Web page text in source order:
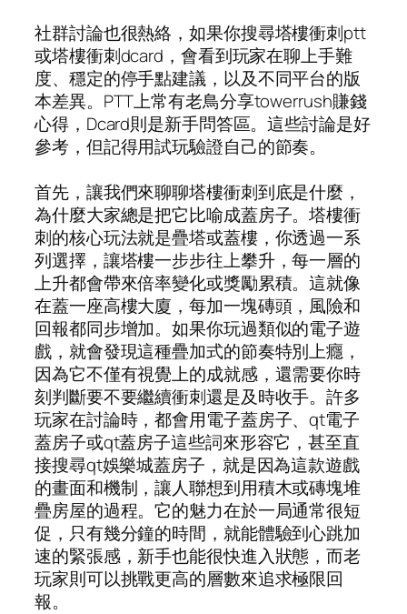
社群討論也很熱絡，如果你搜尋塔樓衝刺ptt
或塔樓衝刺dcard，會看到玩家在聊上手難
度、穩定的停手點建議，以及不同平台的版
本差異。PTT上常有老鳥分享towerrush賺錢
心得，Dcard則是新手問答區。這些討論是好
參考，但記得用試玩驗證自己的節奏。
首先，讓我們來聊聊塔樓衝刺到底是什麼，
為什麼大家總是把它比喻成蓋房子。塔樓衝
刺的核心玩法就是疊塔或蓋樓，你透過一系
列選擇，讓塔樓一步步往上攀升，每一層的
上升都會帶來倍率變化或獎勵累積。這就像
在蓋一座高樓大廈，每加一塊磚頭，風險和
回報都同步增加。如果你玩過類似的電子遊
戲，就會發現這種疊加式的節奏特別上癮，
因為它不僅有視覺上的成就感，還需要你時
刻判斷要不要繼續衝刺還是及時收手。許多
玩家在討論時，都會用電子蓋房子、qt電子
蓋房子或qt蓋房子這些詞來形容它，甚至直
接搜尋qt娛樂城蓋房子，就是因為這款遊戲
的畫面和機制，讓人聯想到用積木或磚塊堆
疊房屋的過程。它的魅力在於一局通常很短
促，只有幾分鐘的時間，就能體驗到心跳加
速的緊張感，新手也能很快進入狀態，而老
玩家則可以挑戰更高的層數來追求極限回
報。